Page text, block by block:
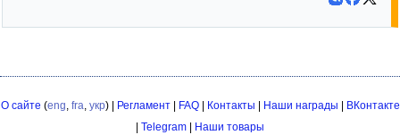
О сайте (eng, fra, укр) | Регламент| FAQ| Контакты Наши награды
ВКонтакте
Telegram Наши товары